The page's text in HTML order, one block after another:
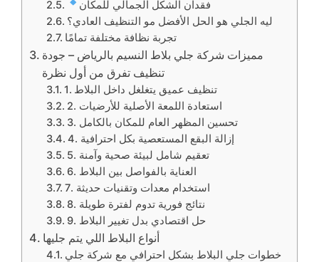
فقدان الشكل الجمالي للمكان
ليه الجلي هو الحل الأفضل مو التنظيف العادي؟
تجربة نظافة مختلفة تمامًا
مميزات شركة جلي بلاط النسيم بالرياض – جودة
تنظيف تفرق من أول نظرة
1. تنظيف عميق يتغلغل داخل البلاط
2. استعادة اللمعة الأصلية للأرضيات
3. تحسين المظهر العام للمكان بالكامل
4. إزالة البقع المستعصية بكل احترافية
5. تعقيم شامل لبيئة صحية وآمنة
6. العناية بالفواصل بين البلاط
7. استخدام معدات وتقنيات حديثة
8. نتائج فورية تدوم لفترة طويلة
9. حل اقتصادي بدل تغيير البلاط
أنواع البلاط اللي يتم جليها
خطوات جلي البلاط بشكل احترافي مع شركة جلي